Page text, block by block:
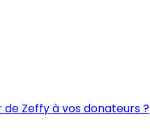
Zeffy à vos donateurs ?